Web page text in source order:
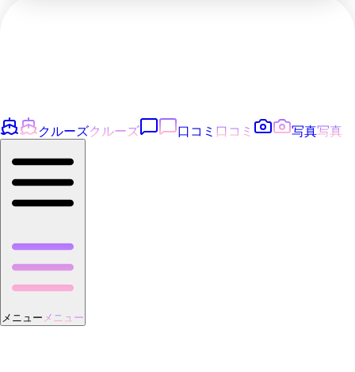
クルーズクルーズ 口コミ 口コミ 写真写真
メニュー メニュー